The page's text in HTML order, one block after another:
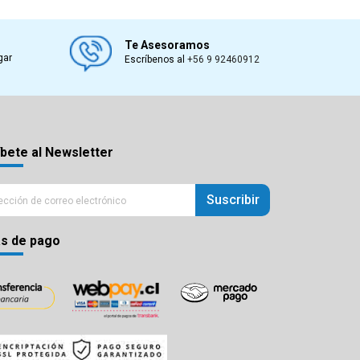
Te Asesoramos
Escríbenos al+56 9 92460912
al Newsletter
Suscribir
de pago